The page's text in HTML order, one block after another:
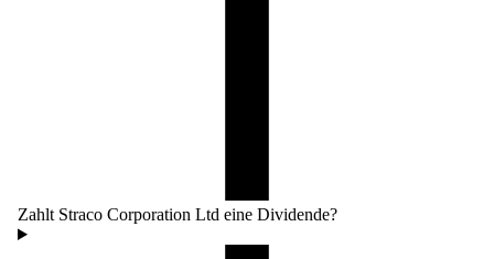
Zahlt Straco Corporation Ltd eine Dividende?